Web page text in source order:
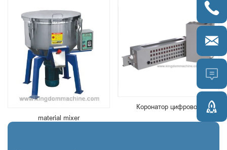
material mixer
Коронатор цифровой



